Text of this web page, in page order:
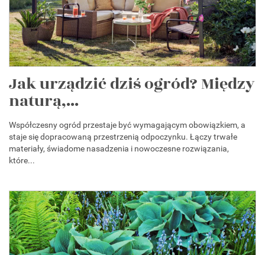
Jak urządzić dziś ogród? Między
naturą,...
Współczesny ogród przestaje być wymagającym obowiązkiem, a
staje się dopracowaną przestrzenią odpoczynku. Łączy trwałe
materiały, świadome nasadzenia i nowoczesne rozwiązania,
które...